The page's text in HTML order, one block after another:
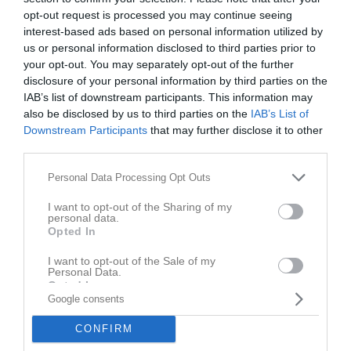
opt-out request is processed you may continue seeing
interest-based ads based on personal information utilized by
us or personal information disclosed to third parties prior to
your opt-out. You may separately opt-out of the further
disclosure of your personal information by third parties on the
IAB’s list of downstream participants. This information may
also be disclosed by us to third parties on the IAB’s List of
Downstream Participants that may further disclose it to other
Please note that this website/app uses one or more Google
not limited to your visit or usage behaviour. You may click to
grant or deny consent to Google and its third-party tags to
use your data for below specified purposes in below Google
consent section.
Personal Data Processing Opt Outs
I want to opt-out of the Sharing of my
personal data.
Opted In
I want to opt-out of the Sale of my
Personal Data.
Opted In
I want to opt-out of processing my
Personal Data for Targeted Advertising.
Google consents
CONFIRM
des anderen bedacht. Sie ist respektvoll. Sie lässt los
und frei, sollte sie der Grund für enormes Leid sein.
Sie ist nicht egoistisch und denkt nicht nur an sich
selbst.
Also das komplette Gegenteil von der krankhaften
Liebe, oder obsessiven Liebe, denn die ist darauf
befriedigen. Beispiel Stalking - „Liebe“ ich jemanden
so krankhaft und obsessiv, dass ich nicht von dieser
Person lassen kann, obwohl die Person das nicht
möchte und es in ihr größtes Unbehagen auslöst,
dann treibt die Sucht nach dieser Person mich dazu,
nur an mich selbst zu denken, paranoid zu sein,
krankhaft zu idealisieren, egoistisch und penetrant
zu sein.
Denn würde ich die Person aufrichtig, statt krankhaft